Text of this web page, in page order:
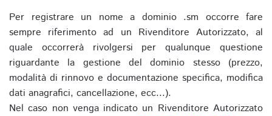
Per registrare un nome a dominio .sm occorre fare
sempre riferimento ad un Rivenditore Autorizzato, al
quale occorrerà rivolgersi per qualunque questione
riguardante la gestione del dominio stesso (prezzo,
modalità di rinnovo e documentazione specifica, modifica
dati anagrafici, cancellazione, ecc...).
Nel caso non venga indicato un Rivenditore Autorizzato